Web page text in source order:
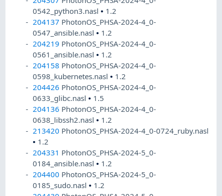
0542_python3.nasl• 1.2
204137 PhotonOS_PHSA-2024-4_0-
0547_ansible.nasl• 1.2
204219 PhotonOS_PHSA-2024-4_0-
0561_ansible.nasl• 1.2
204158 PhotonOS_PHSA-2024-4_0-
0598_kubernetes.nasl• 1.2
204426 PhotonOS_PHSA-2024-4_0-
0633_glibc.nasl• 1.5
204136 PhotonOS_PHSA-2024-4_0-
0638_libssh2.nasl• 1.2
213420 PhotonOS_PHSA-2024-4_0-0724_ruby.nasl
• 1.2
204331 PhotonOS_PHSA-2024-5_0-
0184_ansible.nasl• 1.2
204400 PhotonOS_PHSA-2024-5_0-
0185_sudo.nasl• 1.2